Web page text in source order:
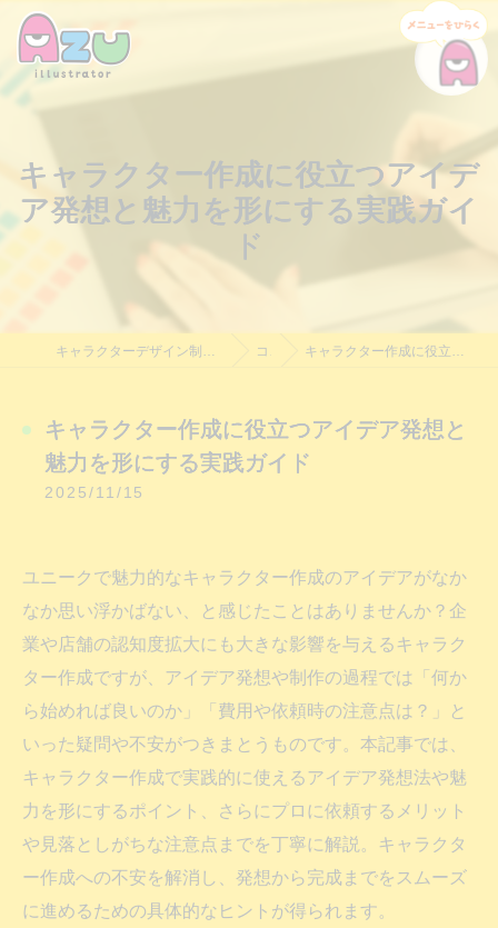
キャラクター作成に役立つアイデ
ア発想と魅力を形にする実践ガイ
ド
コラム キャラクター作成に役立つアイデア発想と魅力を形にする実践ガイド
キャラクター作成に役立つアイデア発想と
魅力を形にする実践ガイド
2025/11/15
ユニークで魅力的なキャラクター作成のアイデアがなか
なか思い浮かばない、と感じたことはありませんか？企
業や店舗の認知度拡大にも大きな影響を与えるキャラク
ター作成ですが、アイデア発想や制作の過程では「何か
ら始めれば良いのか」「費用や依頼時の注意点は？」と
いった疑問や不安がつきまとうものです。本記事では、
キャラクター作成で実践的に使えるアイデア発想法や魅
力を形にするポイント、さらにプロに依頼するメリット
や見落としがちな注意点までを丁寧に解説。キャラクタ
ー作成への不安を解消し、発想から完成までをスムーズ
に進めるための具体的なヒントが得られます。